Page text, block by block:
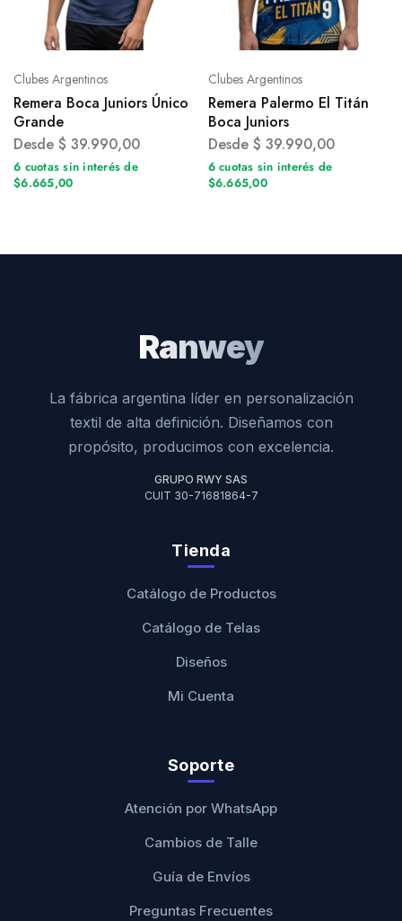
Clubes Argentinos
Remera Boca Juniors Único
Grande
Desde $ 39.990,00
6 cuotas sin interés de
$6.665,00
Clubes Argentinos
Remera Palermo El Titán
Boca Juniors
Desde $ 39.990,00
6 cuotas sin interés de
$6.665,00
Ranwey
La fábrica argentina líder en personalización
textil de alta definición. Diseñamos con
propósito, producimos con excelencia.
GRUPO RWY SAS
CUIT 30-71681864-7
Tienda
Catálogo de Productos
Catálogo de Telas
Diseños
Mi Cuenta
Soporte
Atención por WhatsApp
Cambios de Talle
Guía de Envíos
Preguntas Frecuentes